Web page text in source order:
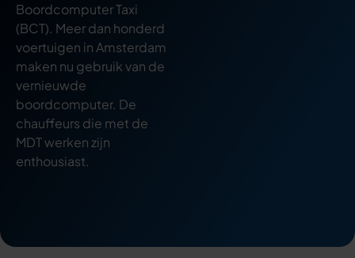
Boordcomputer Taxi
(BCT). Meer dan honderd
voertuigen in Amsterdam
maken nu gebruik van de
vernieuwde
boordcomputer. De
chauffeurs die met de
MDT werken zijn
enthousiast.